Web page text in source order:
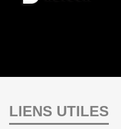
LIENS UTILES